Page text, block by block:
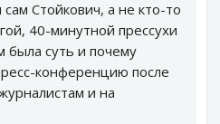
Стойкович, а не кто-то
40-минутной прессухи
была суть и почему
конференцию после
и на